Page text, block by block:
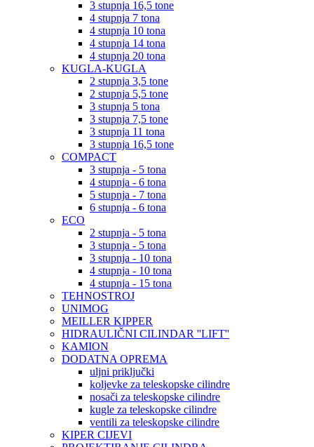
3 stupnja 16,5 tone
4 stupnja 7 tona
4 stupnja 10 tona
4 stupnja 14 tona
4 stupnja 20 tona
KUGLA-KUGLA
2 stupnja 3,5 tone
2 stupnja 5,5 tone
3 stupnja 5 tona
3 stupnja 7,5 tone
3 stupnja 11 tona
3 stupnja 16,5 tone
COMPACT
3 stupnja - 5 tona
4 stupnja - 6 tona
5 stupnja - 7 tona
6 stupnja - 6 tona
ECO
2 stupnja - 5 tona
3 stupnja - 5 tona
3 stupnja - 10 tona
4 stupnja - 10 tona
4 stupnja - 15 tona
TEHNOSTROJ
UNIMOG
MEILLER KIPPER
HIDRAULIČNI CILINDAR ''LIFT''
KAMION
DODATNA OPREMA
uljni priključki
koljevke za teleskopske cilindre
nosači za teleskopske cilindre
kugle za teleskopske cilindre
ventili za teleskopske cilindre
KIPER CIJEVI